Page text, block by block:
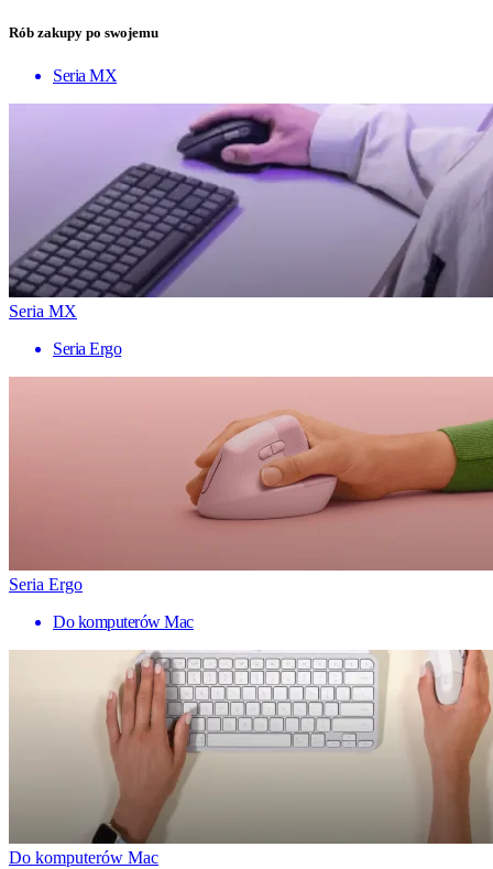
Rób zakupy po swojemu
Seria MX
Seria MX
Seria Ergo
Seria Ergo
Do komputerów Mac
Do komputerów Mac